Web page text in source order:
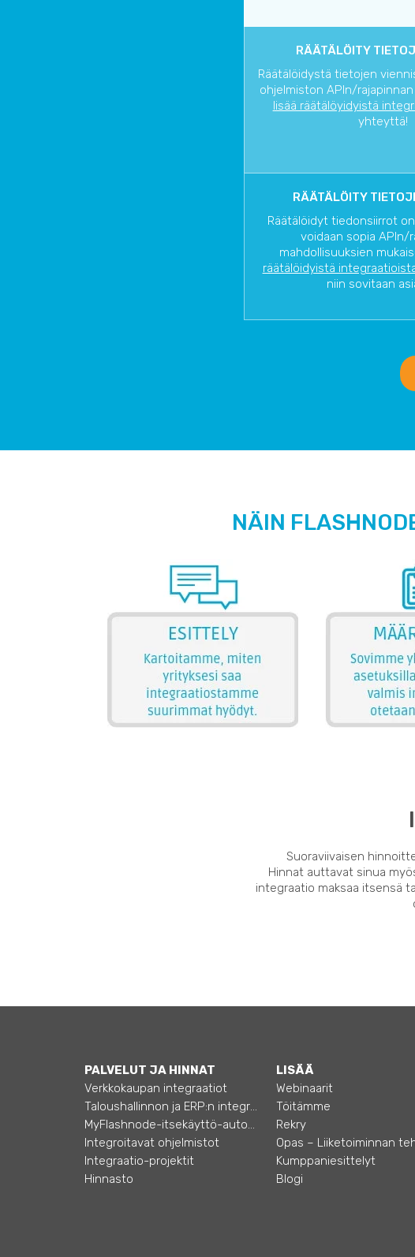
RÄÄTÄLÖITY
Räätälöidystä tietojen
ohjelmiston APIn/
lisää räätälöyidyistä
yhteyttä!
RÄÄTÄLÖITY
Räätälöidyt tiedonsiirrot
voidaan sopia APIn/
mahdollisuuksien
räätälöidyistä
niin sovitaan
NÄIN
Suoraviivaisen
Hinnat auttavat sinua
integraatio maksaa itsensä
PALVELUT JA HINNAT
Verkkokaupan integraatiot
Taloushallinnon ja ERP:n integraatiot
MyFlashnode-itsekäyttö-automaatio
Integroitavat ohjelmistot
Integraatio-projektit
Hinnasto
LISÄÄ
Webinaarit
Töitämme
Rekry
Kumppaniesittelyt
Blogi